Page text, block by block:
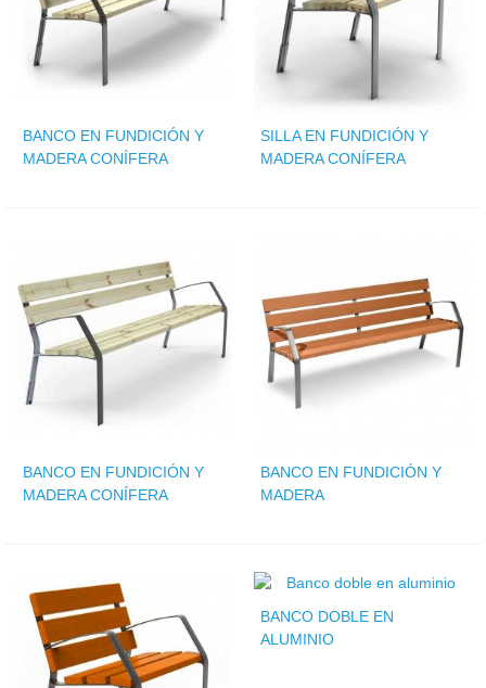
BANCO EN FUNDICIÓN Y
MADERA CONÍFERA
SILLA EN FUNDICIÓN Y
MADERA CONÍFERA
BANCO EN FUNDICIÓN Y
MADERA CONÍFERA
BANCO EN FUNDICIÓN Y
MADERA
BANCO DOBLE EN
ALUMINIO